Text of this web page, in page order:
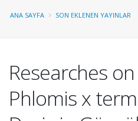
ANA SAYFA SON EKLENEN YAYINLAR
Researches
Phlomis x